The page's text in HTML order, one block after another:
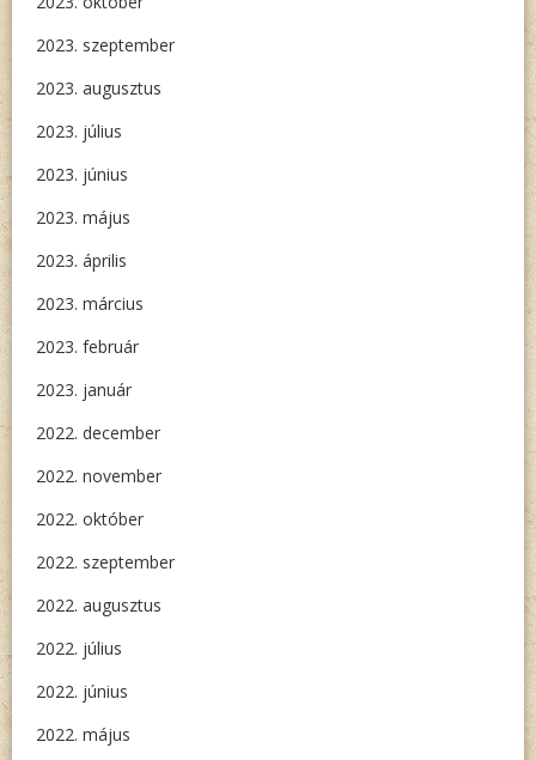
2023. szeptember
2023. augusztus
2023. július
2023. június
2023. május
2023. április
2023. március
2023. február
2023. január
2022. december
2022. november
2022. október
2022. szeptember
2022. augusztus
2022. július
2022. június
2022. május